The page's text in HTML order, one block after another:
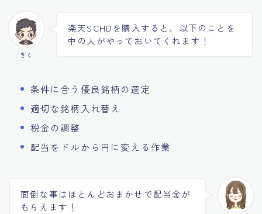
きく
楽天SCHDを購入すると、以下のことを
中の人がやっておいてくれます！
条件に合う優良銘柄の選定
適切な銘柄入れ替え
税金の調整
配当をドルから円に変える作業
面倒な事はほとんどおまかせで配当金が
もらえます！